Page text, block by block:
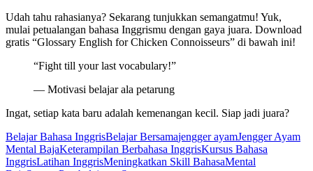
Udah tahu rahasianya? Sekarang tunjukkan semangatmu! Yuk,
mulai petualangan bahasa Inggrismu dengan gaya juara. Download
gratis “Glossary English for Chicken Connoisseurs” di bawah ini!
“Fight till your last vocabulary!”
— Motivasi belajar ala petarung
Ingat, setiap kata baru adalah kemenangan kecil. Siap jadi juara?
Tags:
Belajar Bahasa InggrisBelajar Bersamajengger ayamJengger Ayam
Mental BajaKeterampilan Berbahasa InggrisKursus Bahasa
InggrisLatihan InggrisMeningkatkan Skill BahasaMental